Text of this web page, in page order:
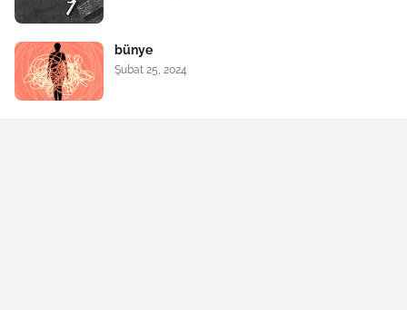
bünye
Şubat 25, 2024